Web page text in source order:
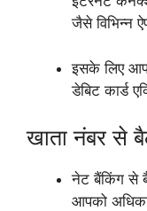
जैसे विभिन्न
इसके लिए
डेबिट कार्ड
खाता नंबर से
नेट बैंकिंग से
आपको